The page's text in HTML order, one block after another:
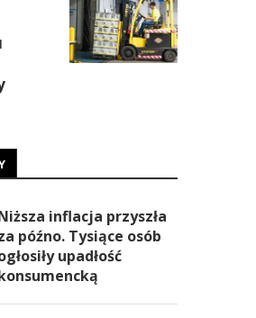
inflacja przyszła
późno. Tysiące osób
upadłość